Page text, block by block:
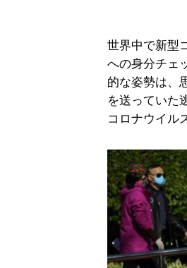
世界中で新型
への身分チェ
的な姿勢は、
を送っていた
コロナウイル